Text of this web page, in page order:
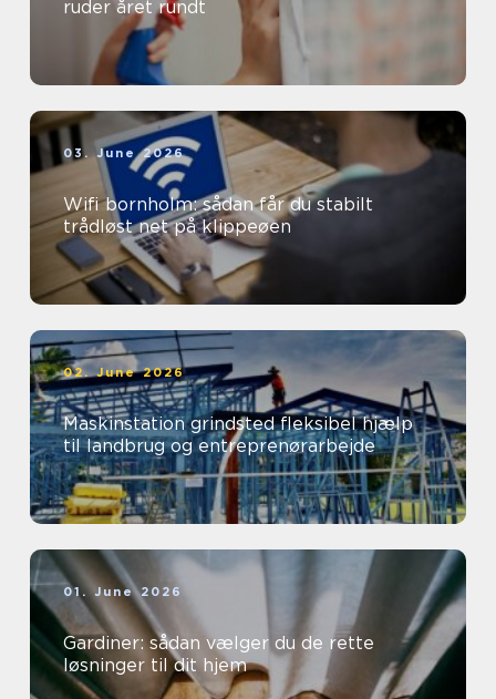
ruder året rundt
03. June 2026
Wifi bornholm: sådan får du stabilt
trådløst net på klippeøen
02. June 2026
Maskinstation grindsted fleksibel hjælp
til landbrug og entreprenørarbejde
01. June 2026
Gardiner: sådan vælger du de rette
løsninger til dit hjem